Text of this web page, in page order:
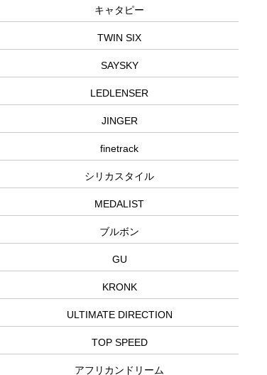
キャタピー
TWIN SIX
SAYSKY
LEDLENSER
JINGER
finetrack
シリカスタイル
MEDALIST
ブルボン
GU
KRONK
ULTIMATE DIRECTION
TOP SPEED
アフリカンドリーム